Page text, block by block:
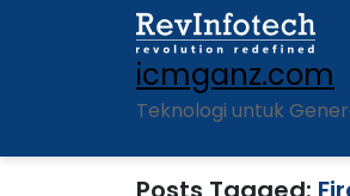
icmganz.com
Teknologi untuk